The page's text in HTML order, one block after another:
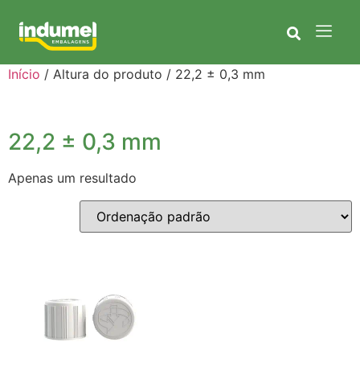
Início / Altura do produto / 22,2 ± 0,3 mm
22,2 ± 0,3 mm
Apenas um resultado